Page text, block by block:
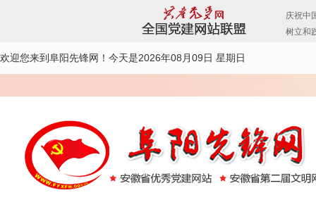
欢迎您来到阜阳先锋网！ 今天是2026年08月09日 星期日